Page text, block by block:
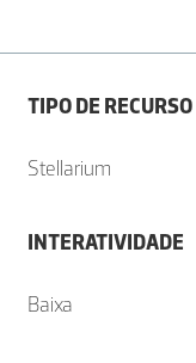
TIPO DE RECURSO
Stellarium
INTERATIVIDADE
Baixa